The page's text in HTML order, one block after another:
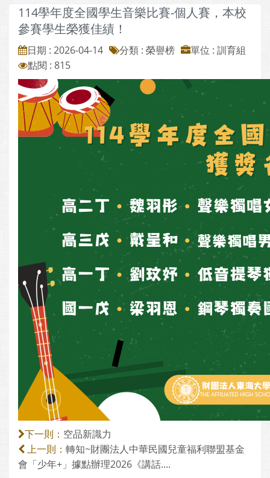
114學年度全國學生音樂比賽-個人賽，本校
參賽學生榮獲佳績！
日期 : 2026-04-14 分類 : 榮譽榜
單位 : 訓育組
點閱 : 815
下一則： 空品新識力
上一則： 轉知~財團法人中華民國兒童福利聯盟基金
會「少年+」據點辦理2026《講話....